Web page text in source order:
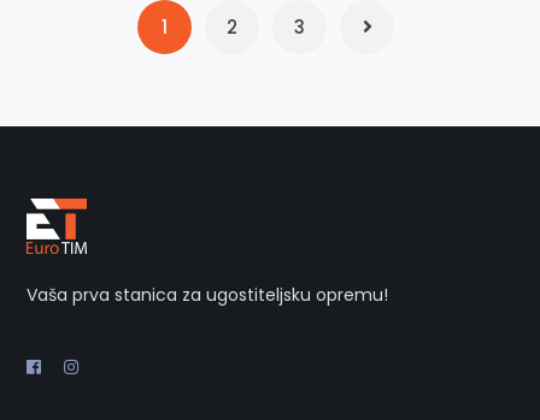
1 2 3
Vaša prva stanica za ugostiteljsku opremu!